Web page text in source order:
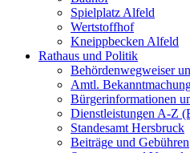
Spielplatz Alfeld
Wertstoffhof
Kneippbecken Alfeld
Rathaus und Politik
Behördenwegweiser
Amtl.
Bürgerinformationen
Dienstleistungen A-Z
Standesamt Hersbruck
Beiträge und Gebühren